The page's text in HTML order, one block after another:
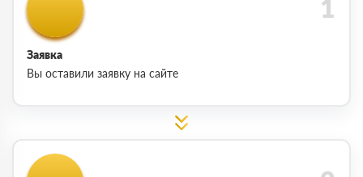
Заявка
Вы оставили заявку на сайте